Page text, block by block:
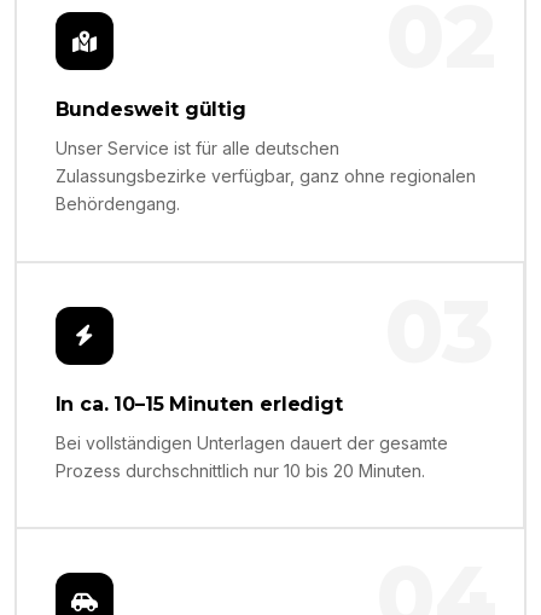
Bundesweit gültig
Unser Service ist für alle deutschen
Zulassungsbezirke verfügbar, ganz ohne regionalen
Behördengang.
In ca. 10–15 Minuten erledigt
Bei vollständigen Unterlagen dauert der gesamte
Prozess durchschnittlich nur 10 bis 20 Minuten.